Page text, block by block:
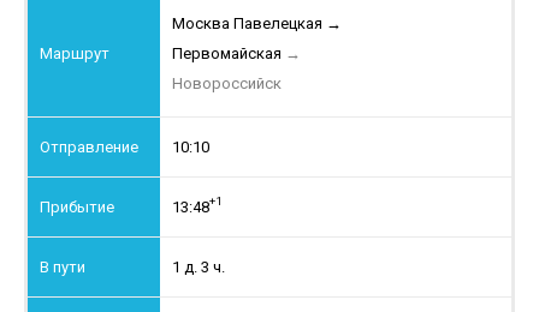
Москва Павелецкая →
Первомайская →
Новороссийск
10:10
13:48+1
1 д. 3 ч.